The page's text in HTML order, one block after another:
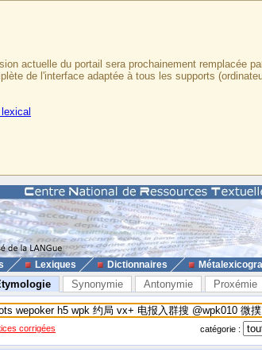
actuelle du portail sera prochainement remplacée
de l'interface adaptée à tous les supports
Lexiques Dictionnaires
Synonymie Antonymie Proxémie
corrigées catégorie :